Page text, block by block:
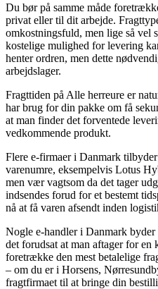
Du bør på samme måde
privat eller til dit arbejde.
omkostningsfuld, men lige så vel
kostelige mulighed for levering
henter ordren, men dette
arbejdslager.
Fragttiden på Alle herreure er
har brug for din pakke om få
at man finder det forventede
vedkommende produkt.
Flere e-firmaer i Danmark
varenumre, eksempelvis Lotus
men vær vagtsom da det tager
indsendes forud for et bestemt
nå at få varen afsendt inden
Nogle e-handler i Danmark
det forudsat at man aftager for en
foretrække den mest betalelige
– om du er i Horsens,
fragtfirmaet til at bringe din